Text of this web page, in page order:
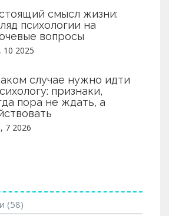
смысл жизни:
психологии на
вопросы
10 2025
случае нужно идти
признаки,
пора не ждать, а
7 2026
(58)